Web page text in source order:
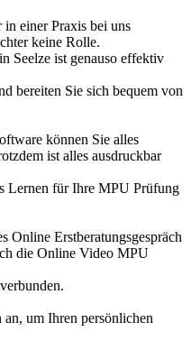
einer Praxis bei uns
keine Rolle.
Seelze ist genauso effektiv
bereiten Sie sich bequem von
können Sie alles
ist alles ausdruckbar
Lernen für Ihre MPU Prüfung
Online Erstberatungsgespräch
die Online Video MPU
um Ihren persönlichen